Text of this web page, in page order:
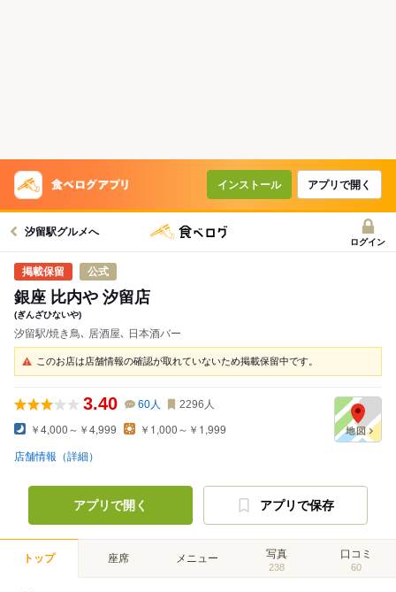
インストール アプリで開く
汐留駅グルメへ
ログイン
公式
銀座 比内や 汐留店
(ぎんざひないや)
汐留駅/焼き鳥､ 居酒屋､ 日本酒バー
このお店は店舗情報の確認が取れていないため掲載保留中です。
3.40 60人 2296 人
￥4,000～￥4,999 ￥1,000～￥1,999
店舗情報（詳細）
アプリで開く アプリで保存
トップ 座席 メニュー 写真
238
口コミ
60